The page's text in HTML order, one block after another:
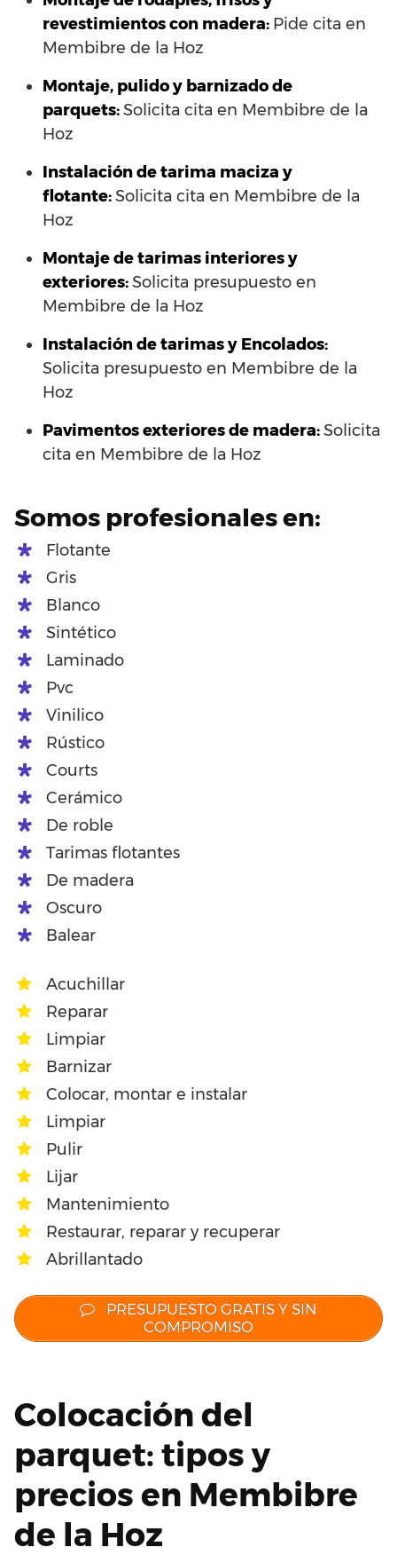
revestimientos con madera: Pide cita en
Membibre de la Hoz
Montaje, pulido y barnizado de
parquets:Solicita cita en Membibre de la
Hoz
Instalación de tarima maciza y
flotante:Solicita cita en Membibre de la
Hoz
Montaje de tarimas interiores y
exteriores:Solicita presupuesto en
Membibre de la Hoz
Instalación de tarimas y Encolados:
Solicita presupuesto en Membibre de la
Hoz
Pavimentos exteriores de madera:Solicita
cita en Membibre de la Hoz
Somos profesionales en:
Flotante
Gris
Blanco
Sintético
Laminado
Pvc
Vinilico
Rústico
Courts
Cerámico
De roble
Tarimas flotantes
De madera
Oscuro
Balear
Acuchillar
Reparar
Limpiar
Barnizar
Colocar, montar e instalar
Limpiar
Pulir
Lijar
Mantenimiento
Restaurar, reparar y recuperar
Abrillantado
PRESUPUESTO GRATIS Y SIN
COMPROMISO
Colocación del
parquet: tipos y
precios en Membibre
de la Hoz